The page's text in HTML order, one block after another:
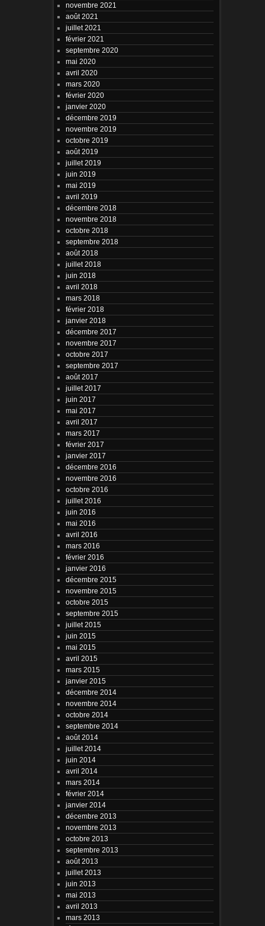
novembre 2021
août 2021
juillet 2021
février 2021
septembre 2020
mai 2020
avril 2020
mars 2020
février 2020
janvier 2020
décembre 2019
novembre 2019
octobre 2019
août 2019
juillet 2019
juin 2019
mai 2019
avril 2019
décembre 2018
novembre 2018
octobre 2018
septembre 2018
août 2018
juillet 2018
juin 2018
avril 2018
mars 2018
février 2018
janvier 2018
décembre 2017
novembre 2017
octobre 2017
septembre 2017
août 2017
juillet 2017
juin 2017
mai 2017
avril 2017
mars 2017
février 2017
janvier 2017
décembre 2016
novembre 2016
octobre 2016
juillet 2016
juin 2016
mai 2016
avril 2016
mars 2016
février 2016
janvier 2016
décembre 2015
novembre 2015
octobre 2015
septembre 2015
juillet 2015
juin 2015
mai 2015
avril 2015
mars 2015
janvier 2015
décembre 2014
novembre 2014
octobre 2014
septembre 2014
août 2014
juillet 2014
juin 2014
avril 2014
mars 2014
février 2014
janvier 2014
décembre 2013
novembre 2013
octobre 2013
septembre 2013
août 2013
juillet 2013
juin 2013
mai 2013
avril 2013
mars 2013